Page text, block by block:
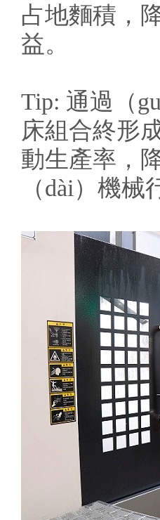
占地麵積，
益。
Tip: 通過（
床組合終形
動生產率，
（dài）機